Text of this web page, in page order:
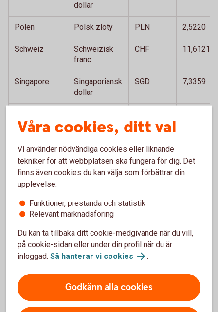
dollar
Polen Polsk zloty PLN 2,5220
Schweiz
Schweizisk
franc
CHF 11,6121
Singapore
Singaporiansk
dollar
SGD 7,3359
Sydafrikansk
rand
Thailand Thailänsk bath THB 0,2827
Tjeckien
Turkiet Turkisk lira
Ungern Ungersk forint HUF 0,0297
USA
Amerikansk
USD
Våra cookies, ditt val
Vi använder nödvändiga cookies eller liknande
tekniker för att webbplatsen ska fungera för dig. Det
finns även cookies du kan välja som förbättrar din
upplevelse:
Funktioner, prestanda och statistik
Relevant marknadsföring
Du kan ta tillbaka ditt cookie-medgivande när du vill,
på cookie-sidan eller under din profil när du är
inloggad. Så hanterar vi cookies .
Godkänn alla cookies